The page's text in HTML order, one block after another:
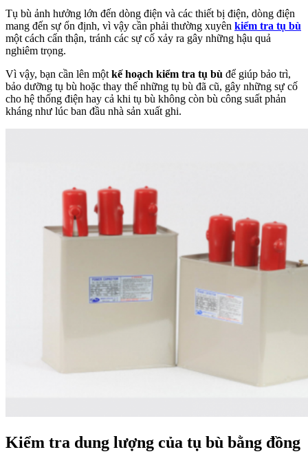
Tụ bù ảnh hưởng lớn đến dòng điện và các thiết bị điện, dòng điện
mang đến sự ổn định, vì vậy cần phải thường xuyên kiểm tra tụ bù
một cách cẩn thận, tránh các sự cố xảy ra gây những hậu quả
nghiêm trọng.
Vì vậy, bạn cần lên một kế hoạch kiểm tra tụ bù để giúp bảo trì,
bảo dưỡng tụ bù hoặc thay thế những tụ bù đã cũ, gây những sự cố
cho hệ thống điện hay cả khi tụ bù không còn bù công suất phản
kháng như lúc ban đầu nhà sản xuất ghi.
Kiểm tra dung lượng của tụ bù bằng đồng